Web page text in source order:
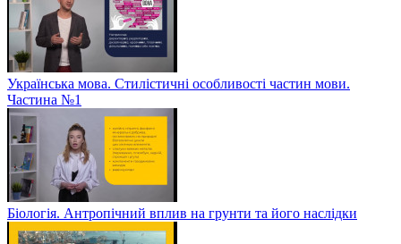
Українська мова. Стилістичні особливості частин мови.
Частина №1
Біологія. Антропічний вплив на грунти та його наслідки